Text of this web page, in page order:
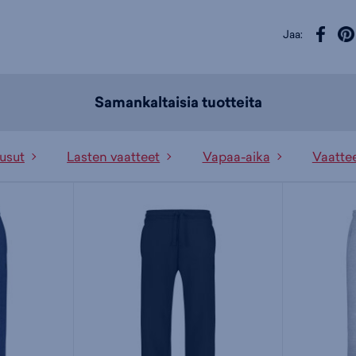
Jaa:
Samankaltaisia tuotteita
Lasten vaatteet Vapaa-aika